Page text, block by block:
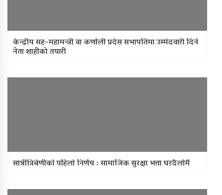
केन्द्रीय सह–महामन्त्री वा कर्णाली प्रदेस सभापतिमा उम्मेदवारी दिने
नेता शाहीको तयारी
सान्नीत्रिबेणीकाे पहिलाे निर्णय : सामाजिक सुरक्षा भत्ता घरदैलाेमै